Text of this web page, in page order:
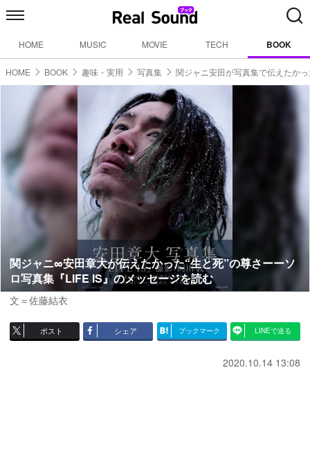
HOME MUSIC MOVIE TECH BOOK
HOME BOOK 趣味・実用 写真集 関ジャニ安田が写真集で伝えたか
関ジャニ∞安田章大が伝えたかった“生と死”の尊さーーソ
ロ写真集『LIFE IS』のメッセージを読む
文＝佐藤結衣
ポスト シェア ブックマーク LINEで送る
2020.10.14 13:08